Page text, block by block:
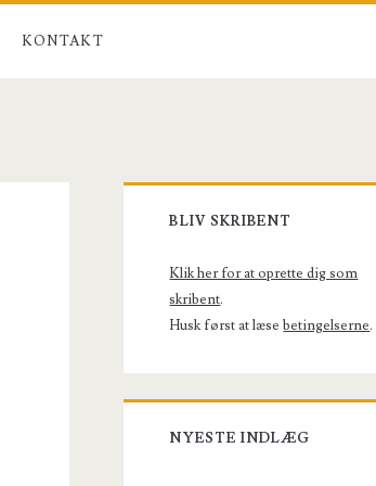
KONTAKT
Primary
Sidebar
BLIV SKRIBENT
Klik her for at oprette dig som
skribent.
Husk først at læsebetingelserne.
NYESTE INDLÆG